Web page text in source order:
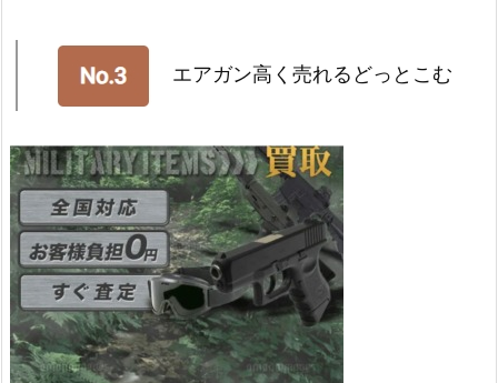
エアガン高く売れるどっとこむ